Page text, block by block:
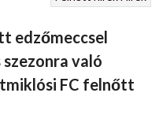
edzőmeccsel
való
FC felnőtt